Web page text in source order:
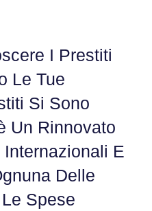
I Prestiti
Le Tue
Si Sono
Un Rinnovato
E
Delle
Spese